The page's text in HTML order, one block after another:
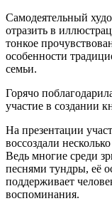
Самодеятельный
отразить в
тонкое
особенности
семьи.
Горячо
участие в создании
На презентации
воссоздали
Ведь многие среди
песнями тундры, её
поддерживает
воспоминания.